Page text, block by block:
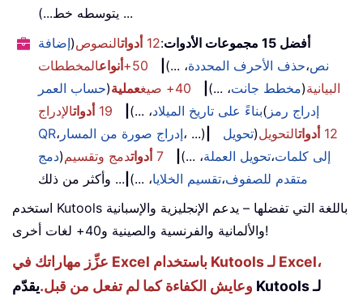
يتوسطه خط...) ...
أفضل 15 مجموعات الأدوات
:
12 أدواتالنصوص(إضافة
نص،حذف الأحرف المحددة، ...) 50+ أنواعالمخططات
البيانية(مخطط جانت، ...) 40+ صيغ عملية(حساب العمر
بناءً على تاريخ الميلاد، ...) 19 أدواتالإدراج ( إدراج رمز
QR، إدراج صورة من المسار، ...) 12 أدواتالتحويل(تحويل
إلى كلمات،تحويل العملة، ...) 7 أدواتدمج وتقسيم (دمج
متقدم للصفوف،تقسيم الخلايا، ...) ... وأكثر من ذلك
استخدم Kutools باللغة التي تفضلها – يدعم الإنجليزية والإسبانية
والألمانية والفرنسية والصينية و40+ لغات أخرى!
عزِّز مهاراتك في Excel باستخدام Kutools لـ Excel،
وعايش الكفاءة كما لم تفعل من قبل.يقدّم Kutools لـ